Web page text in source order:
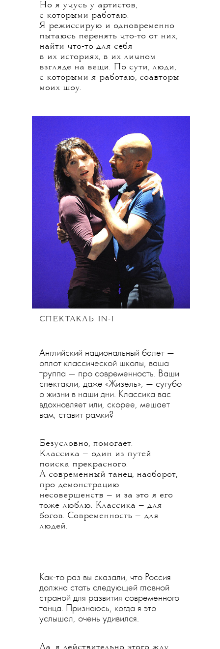
Но я учусь у артистов,
с которыми работаю.
Я режиссирую и одновременно
пытаюсь перенять что-то от них,
найти что-то для себя
в их историях, в их личном
взгляде на вещи. По сути, люди,
с которыми я работаю, соавторы
моих шоу.
СПЕКТАКЛЬ IN-I
Английский национальный балет —
оплот классической школы, ваша
труппа — про современность. Ваши
спектакли, даже «Жизель», — сугубо
о жизни в наши дни. Классика вас
вдохновляет или, скорее, мешает
вам, ставит рамки?
Безусловно, помогает.
Классика — один из путей
поиска прекрасного.
А современный танец, наоборот,
про демонстрацию
несовершенств — и за это я его
тоже люблю. Классика — для
богов. Современность — для
людей.
Как-то раз вы сказали, что Россия
должна стать следующей главной
страной для развития современного
танца. Признаюсь, когда я это
услышал, очень удивился.